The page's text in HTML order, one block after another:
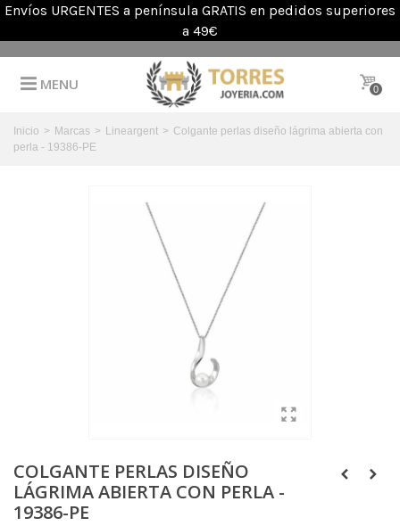
Envíos URGENTES a península GRATIS en pedidos superiores
a 49€
MENU 0
Inicio > Marcas > Lineargent > Colgante perlas diseño lágrima abierta con
perla - 19386-PE
COLGANTE PERLAS DISEÑO
LÁGRIMA ABIERTA CON PERLA -
19386-PE